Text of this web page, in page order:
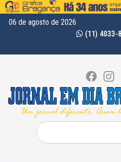
06 de agosto de 2026
(11) 4033-
Pesquisar
por: